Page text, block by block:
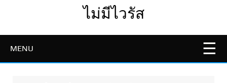
ไม่มีไวรัส
MENU